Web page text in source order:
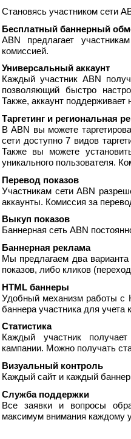
Становясь участником сети
Бесплатный баннерный
ABN предлагает
комиссией.
Универсальный аккаунт
Каждый участник ABN
позволяющий быстро
Также, аккаунт поддерживает
Таргетинг и региональная
В ABN вы можете
сети доступно 7 видов
Также вы можете
уникального пользователя.
Перевод показов
Участникам сети ABN
аккаунты. Комиссия за
Выкуп показов
Баннерная сеть ABN
Баннерная реклама
Мы предлагаем два
показов, либо кликов
HTML баннеры
Удобный механизм работы с
баннера участника для
Статистика
Каждый участник
кампании. Можно получать
Визуальный контроль
Каждый сайт и каждый
Служба поддержки
Все заявки и вопросы
максимум внимания каждому